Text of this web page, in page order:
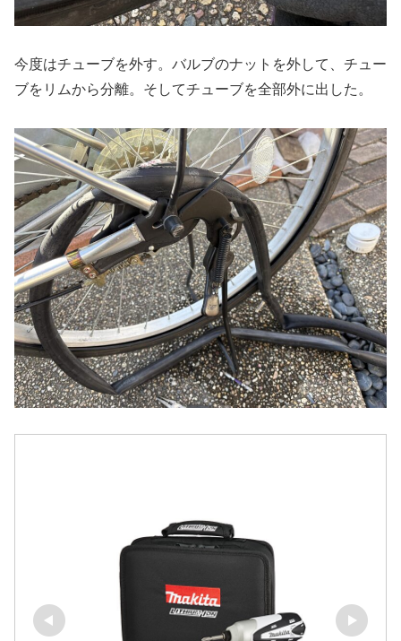
今度はチューブを外す。バルブのナットを外して、チュー
ブをリムから分離。そしてチューブを全部外に出した。